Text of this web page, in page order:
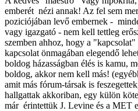
emberét nézi annak! Az fel sem
poziciójában levő embernek -
vagy igazgató - nem kell tettleg
szemben ahhoz, hogy a
kapcsolat önmagában elegendő
boldog házasságban élés is kamu,
boldog, akkor nem kell más!
amit más fórum-társak is
hallgattak akkoriban, egy külön
már érintettük J. Levine és a MET